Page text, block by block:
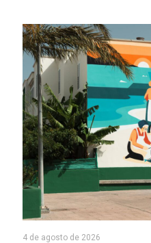
4 de agosto de 2026